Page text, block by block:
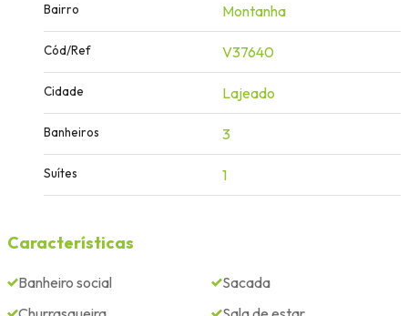
Bairro Montanha
Cód/Ref V37640
Cidade Lajeado
Banheiros 3
Suítes 1
Características
Banheiro social
Sacada